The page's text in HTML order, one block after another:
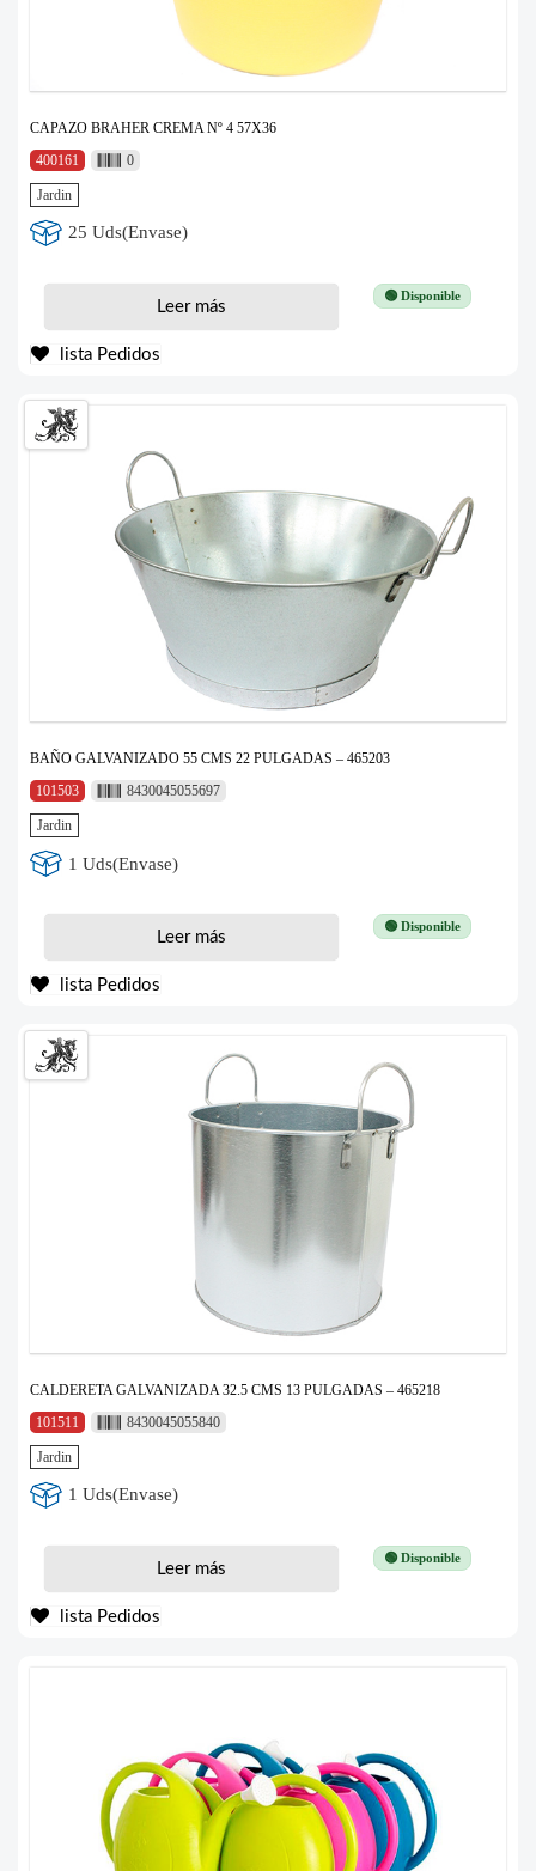
CAPAZO BRAHER CREMA Nº 4 57X36
400161
0
Jardin
25 Uds(Envase)
🟢 Disponible
Leer más
lista Pedidos
BAÑO GALVANIZADO 55 CMS 22 PULGADAS – 465203
101503
8430045055697
Jardin
1 Uds(Envase)
🟢 Disponible
Leer más
lista Pedidos
CALDERETA GALVANIZADA 32.5 CMS 13 PULGADAS – 465218
101511
8430045055840
Jardin
1 Uds(Envase)
🟢 Disponible
Leer más
lista Pedidos